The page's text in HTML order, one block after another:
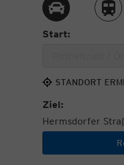
Route per Auto
Start:
STANDORT
Ziel:
Hermsdorfer